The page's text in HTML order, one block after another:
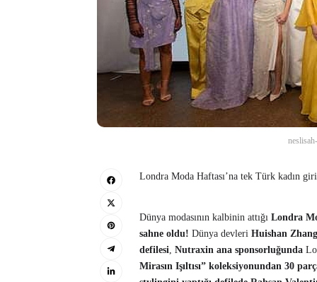
Londra Moda Haftası’na tek Türk kadın
Dünya modasının kalbinin attığı Londra
sahne oldu! Dünya devleri Huishan
defilesi, Nutraxin ana sponsorluğunda
Mirasın Işıltısı” koleksiyonundan 30